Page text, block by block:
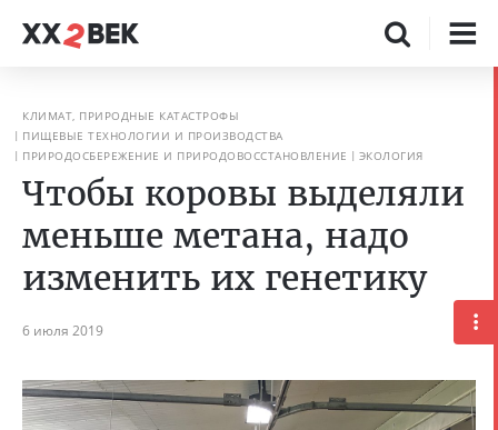
КЛИМАТ, ПРИРОДНЫЕ КАТАСТРОФЫ
ПИЩЕВЫЕ ТЕХНОЛОГИИ И ПРОИЗВОДСТВА
ПРИРОДОСБЕРЕЖЕНИЕ И ПРИРОДОВОССТАНОВЛЕНИЕ
ЭКОЛОГИЯ
Чтобы коровы выделяли
меньше метана, надо
изменить их генетику
6 июля 2019